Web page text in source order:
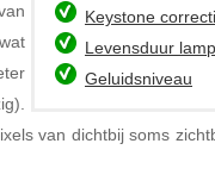
Keystone
Levensduur lamp
Geluidsniveau
van dichtbij soms